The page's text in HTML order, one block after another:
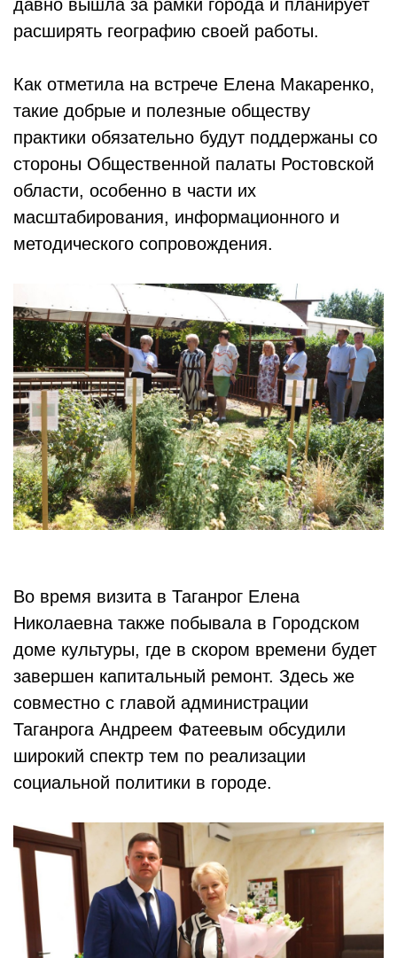
давно вышла за рамки города и планирует
расширять географию своей работы.
Как отметила на встрече Елена Макаренко,
такие добрые и полезные обществу
практики обязательно будут поддержаны со
стороны Общественной палаты Ростовской
области, особенно в части их
масштабирования, информационного и
методического сопровождения.
Во время визита в Таганрог Елена
Николаевна также побывала в Городском
доме культуры, где в скором времени будет
завершен капитальный ремонт. Здесь же
совместно с главой администрации
Таганрога Андреем Фатеевым обсудили
широкий спектр тем по реализации
социальной политики в городе.